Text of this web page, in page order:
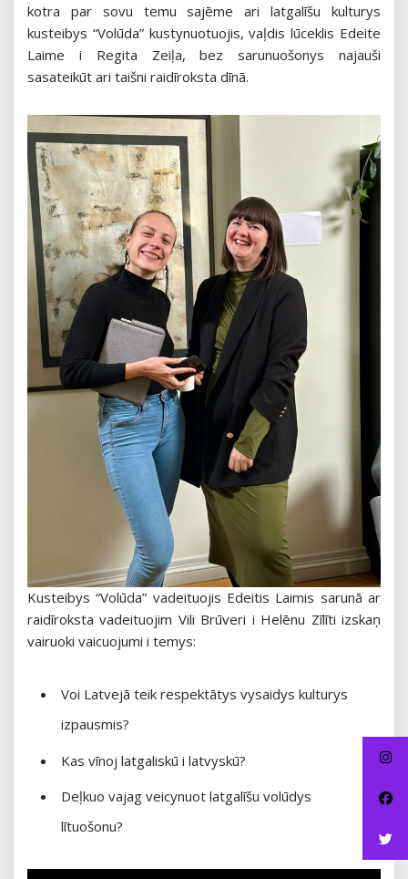
kotra par sovu temu sajēme ari latgalīšu kulturys
kusteibys “Volūda” kustynuotuojis, vaļdis lūceklis Edeite
Laime i Regita Zeiļa, bez sarunuošonys najauši
sasateikūt ari taišni raidīroksta dīnā.
Kusteibys “Volūda” vadeituojis Edeitis Laimis sarunā ar
raidīroksta vadeituojim Vili Brūveri i Helēnu Zīlīti izskaņ
vairuoki vaicuojumi i temys:
Voi Latvejā teik respektātys vysaidys kulturys
izpausmis?
Kas vīnoj latgaliskū i latvyskū?
Deļkuo vajag veicynuot latgalīšu volūdys
lītuošonu?